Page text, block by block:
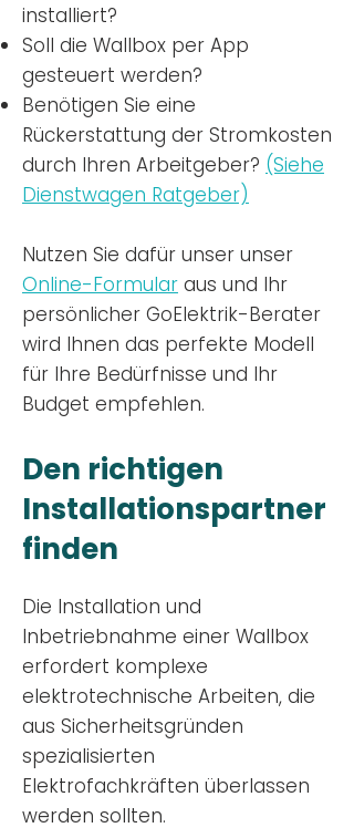
installiert?
Soll die Wallbox per App
gesteuert werden?
Benötigen Sie eine
Rückerstattung der Stromkosten
durch Ihren Arbeitgeber? (Siehe
Dienstwagen Ratgeber)
Nutzen Sie dafür unser unser
Online-Formular aus und Ihr
persönlicher GoElektrik-Berater
wird Ihnen das perfekte Modell
für Ihre Bedürfnisse und Ihr
Budget empfehlen.
Den richtigen
Installationspartner
finden
Die Installation und
Inbetriebnahme einer Wallbox
erfordert komplexe
elektrotechnische Arbeiten, die
aus Sicherheitsgründen
spezialisierten
Elektrofachkräften überlassen
werden sollten.